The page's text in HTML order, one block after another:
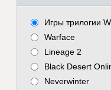
Игры трилогии
Warface
Lineage 2
Black Desert
Neverwinter